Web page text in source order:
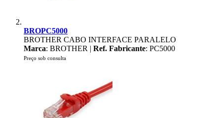
BROPC5000
BROTHER CABO INTERFACE PARALELO
Marca: BROTHER | Ref. Fabricante: PC5000
Preço sob consulta